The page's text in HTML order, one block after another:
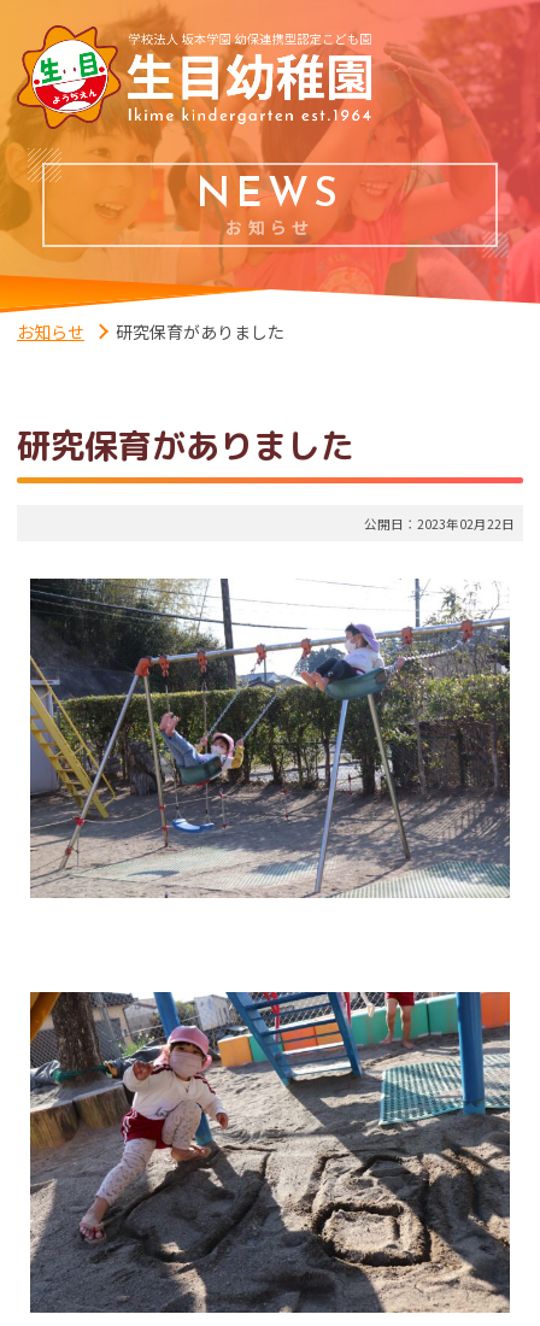
NEWS
お知らせ
お知らせ 研究保育がありました
研究保育がありました
公開日：2023年02月22日